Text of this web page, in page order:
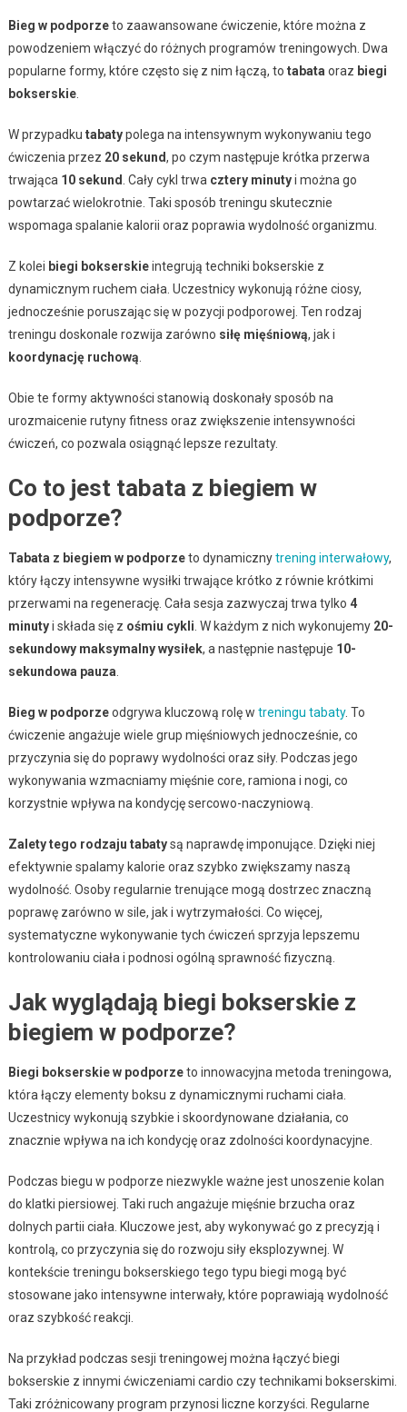
Bieg w podporzeto zaawansowane ćwiczenie, które można z
powodzeniem włączyć do różnych programów treningowych. Dwa
popularne formy, które często się z nim łączą, to tabata oraz biegi
bokserskie.
W przypadku tabatypolega na intensywnym wykonywaniu tego
ćwiczenia przez 20 sekund, po czym następuje krótka przerwa
trwająca 10 sekund . Cały cykl trwa cztery minutyi można go
powtarzać wielokrotnie. Taki sposób treningu skutecznie
wspomaga spalanie kalorii oraz poprawia wydolność organizmu.
Z kolei biegi bokserskieintegrują techniki bokserskie z
dynamicznym ruchem ciała. Uczestnicy wykonują różne ciosy,
jednocześnie poruszając się w pozycji podporowej. Ten rodzaj
treningu doskonale rozwija zarówno siłę mięśniową, jak i
koordynację ruchową
Obie te formy aktywności stanowią doskonały sposób na
urozmaicenie rutyny fitness oraz zwiększenie intensywności
ćwiczeń, co pozwala osiągnąć lepsze rezultaty.
Co to jest tabata z biegiem w
podporze?
Tabata z biegiem w podporzeto dynamicznytrening interwałowy,
który łączy intensywne wysiłki trwające krótko z równie krótkimi
przerwami na regenerację. Cała sesja zazwyczaj trwa tylko 4
minutyi składa się z ośmiu cykli . W każdym z nich wykonujemy 20-
sekundowy maksymalny wysiłek, a następnie następuje 10-
sekundowa pauza
Bieg w podporzeodgrywa kluczową rolę w treningu tabaty. To
ćwiczenie angażuje wiele grup mięśniowych jednocześnie, co
przyczynia się do poprawy wydolności oraz siły. Podczas jego
wykonywania wzmacniamy mięśnie core, ramiona i nogi, co
korzystnie wpływa na kondycję sercowo-naczyniową.
Zalety tego rodzaju tabatysą naprawdę imponujące. Dzięki niej
efektywnie spalamy kalorie oraz szybko zwiększamy naszą
wydolność. Osoby regularnie trenujące mogą dostrzec znaczną
poprawę zarówno w sile, jak i wytrzymałości. Co więcej,
systematyczne wykonywanie tych ćwiczeń sprzyja lepszemu
kontrolowaniu ciała i podnosi ogólną sprawność fizyczną.
Jak wyglądają biegi bokserskie z
biegiem w podporze?
Biegi bokserskie w podporzeto innowacyjna metoda treningowa,
która łączy elementy boksu z dynamicznymi ruchami ciała.
Uczestnicy wykonują szybkie i skoordynowane działania, co
znacznie wpływa na ich kondycję oraz zdolności koordynacyjne.
Podczas biegu w podporze niezwykle ważne jest unoszenie kolan
do klatki piersiowej. Taki ruch angażuje mięśnie brzucha oraz
dolnych partii ciała. Kluczowe jest, aby wykonywać go z precyzją i
kontrolą, co przyczynia się do rozwoju siły eksplozywnej. W
kontekście treningu bokserskiego tego typu biegi mogą być
stosowane jako intensywne interwały, które poprawiają wydolność
oraz szybkość reakcji.
Na przykład podczas sesji treningowej można łączyć biegi
bokserskie z innymi ćwiczeniami cardio czy technikami bokserskimi.
Taki zróżnicowany program przynosi liczne korzyści. Regularne